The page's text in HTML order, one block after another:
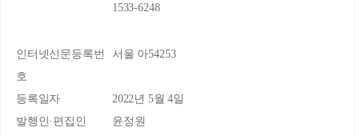
1533-6248
인터넷신문등록번
호
서울 아54253
등록일자
2022년 5월 4일
발행인·편집인
윤정원